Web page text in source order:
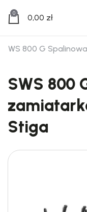
0 0,00 zł
SWS 800 G
SWS 800
Stiga